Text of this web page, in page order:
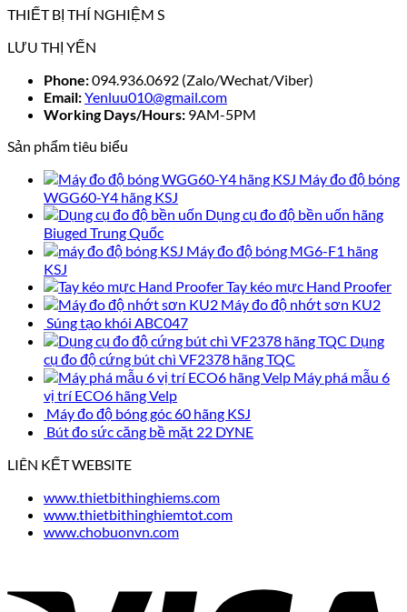
THIẾT BỊ THÍ NGHIỆM S
LƯU THỊ YẾN
Phone:094.936.0692 (Zalo/Wechat/Viber)
Email:Yenluu010@gmail.com
Working Days/Hours: 9AM-5PM
Sản phẩm tiêu biểu
Máy đo độ bóng
WGG60-Y4 hãng KSJ
Dụng cụ đo độ bền uốn hãng
Biuged Trung Quốc
Máy đo độ bóng MG6-F1 hãng
KSJ
Tay kéo mực Hand Proofer
Máy đo độ nhớt sơn KU2
Súng tạo khói ABC047
Dụng
cụ đo độ cứng bút chì VF2378 hãng TQC
Máy phá mẫu 6
vị trí ECO6 hãng Velp
Máy đo độ bóng góc 60 hãng KSJ
Bút đo sức căng bề mặt 22 DYNE
LIÊN KẾT WEBSITE
www.thietbithinghiems.com
www.thietbithinghiemtot.com
www.chobuonvn.com